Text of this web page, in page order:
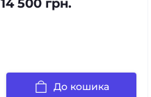
14 500 грн.
До кошика